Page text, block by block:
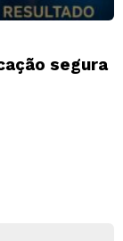
segura